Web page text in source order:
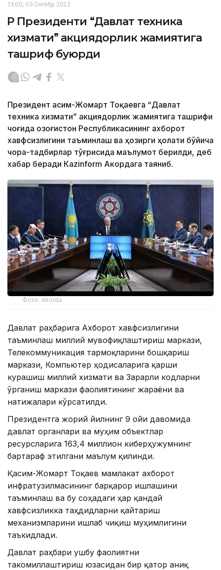
13:00, 03 Октябр 2023
ҚР Президенти “Давлат техника
хизмати” акциядорлик жамиятига
ташриф буюрди
Президент Қасим-Жомарт Тоқаевга “Давлат
техника хизмати” акциядорлик жамиятига ташрифи
чоғида Қозоғистон Республикасининг ахборот
хавфсизлигини таъминлаш ва ҳозирги ҳолати бўйича
чора-тадбирлар тўғрисида маълумот берилди, деб
хабар беради Каzinform Акордага таяниб.
Фото: Akorda
Давлат раҳбарига Ахборот хавфсизлигини
таъминлаш миллий мувофиқлаштириш маркази,
Телекоммуникация тармоқларини бошқариш
маркази, Компьютер ҳодисаларига қарши
курашиш миллий хизмати ва Зарарли кодларни
ўрганиш маркази фаолиятининг жараёни ва
натижалари кўрсатилди.
Президентга жорий йилнинг 9 ойи давомида
давлат органлари ва муҳим объектлар
ресурсларига 163,4 миллион киберҳужумнинг
бартараф этилгани маълум қилинди.
Қасим-Жомарт Тоқаев мамлакат ахборот
инфратузилмасининг барқарор ишлашини
таъминлаш ва бу соҳадаги ҳар қандай
хавфсизликка таҳдидларни қайтариш
механизмларини ишлаб чиқиш муҳимлигини
таъкидлади.
Давлат раҳбари ушбу фаолиятни
такомиллаштириш юзасидан бир қатор аниқ